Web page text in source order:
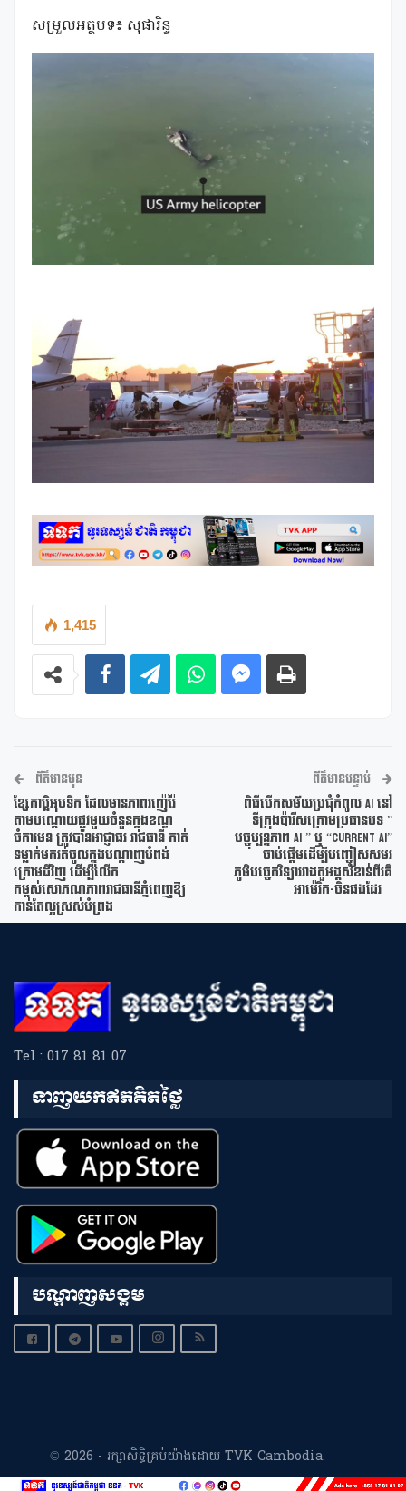
សម្រួលអត្ថបទ៖ សុផារិន្ទ
1,415
ព័ត៌មានមុន
ខ្សែកាប្លិអុបទិក ដែលមានភាពរញ៉េរ៉ៃ
តាមបណ្តោយផ្លូវមួយចំនួនក្នុងខណ្ឌ
ចំការមន ត្រូវបានអាជ្ញាធរ រាជធានី កាត់
ទម្លាក់មករត់ចូលក្នុងបណ្តាញបំពង់
ក្រោមដីវិញ ដើម្បីលើក
កម្ពស់សោភណភាពរាជធានីភ្នំពេញឱ្យ
កាន់តែល្អស្រស់បំព្រង
ព័ត៌មានបន្ទាប់
ពិធីបើកសម័យប្រជុំកំពូល AI នៅ
ទីក្រុងប៉ារីសក្រោមប្រធានបទ ”
បច្ចុប្បន្នភាព AI ” ឬ “Current AI”
ចាប់ផ្តើមដើម្បីបញ្ចៀសសមរ
ភូមិបច្ចេកវិទ្យារវាងតួអង្គសំខាន់ពីរគឺ
អាម៉េរិក-ចិនផងដែរ
Tel : 017 81 81 07
ទាញយកឥតគិតថ្លៃ
បណ្តាញសង្គម
© 2026 - រក្សាសិទ្ធិគ្រប់យ៉ាងដោយ TVK Cambodia.